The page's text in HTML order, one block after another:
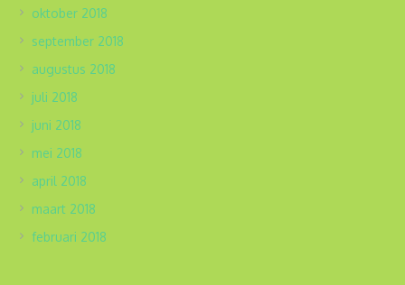
oktober 2018
september 2018
augustus 2018
juli 2018
juni 2018
mei 2018
april 2018
maart 2018
februari 2018